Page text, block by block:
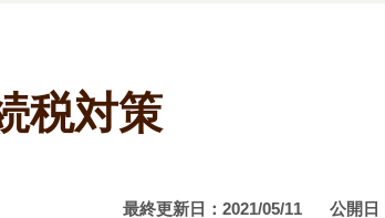
税対策
最終更新日：2021/05/11 公開日